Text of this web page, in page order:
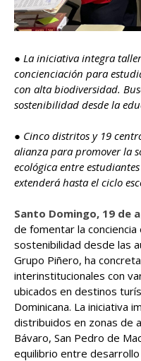
● La iniciativa integra
concienciación para
con alta biodiversidad.
sostenibilidad desde la
● Cinco distritos y 19
alianza para promover la
ecológica entre
extenderá hasta el ciclo
Santo Domingo, 19 de
de fomentar la
sostenibilidad desde las
Grupo Piñero, ha
interinstitucionales con
ubicados en destinos
Dominicana. La iniciativa
distribuidos en zonas de
Bávaro, San Pedro de
equilibrio entre